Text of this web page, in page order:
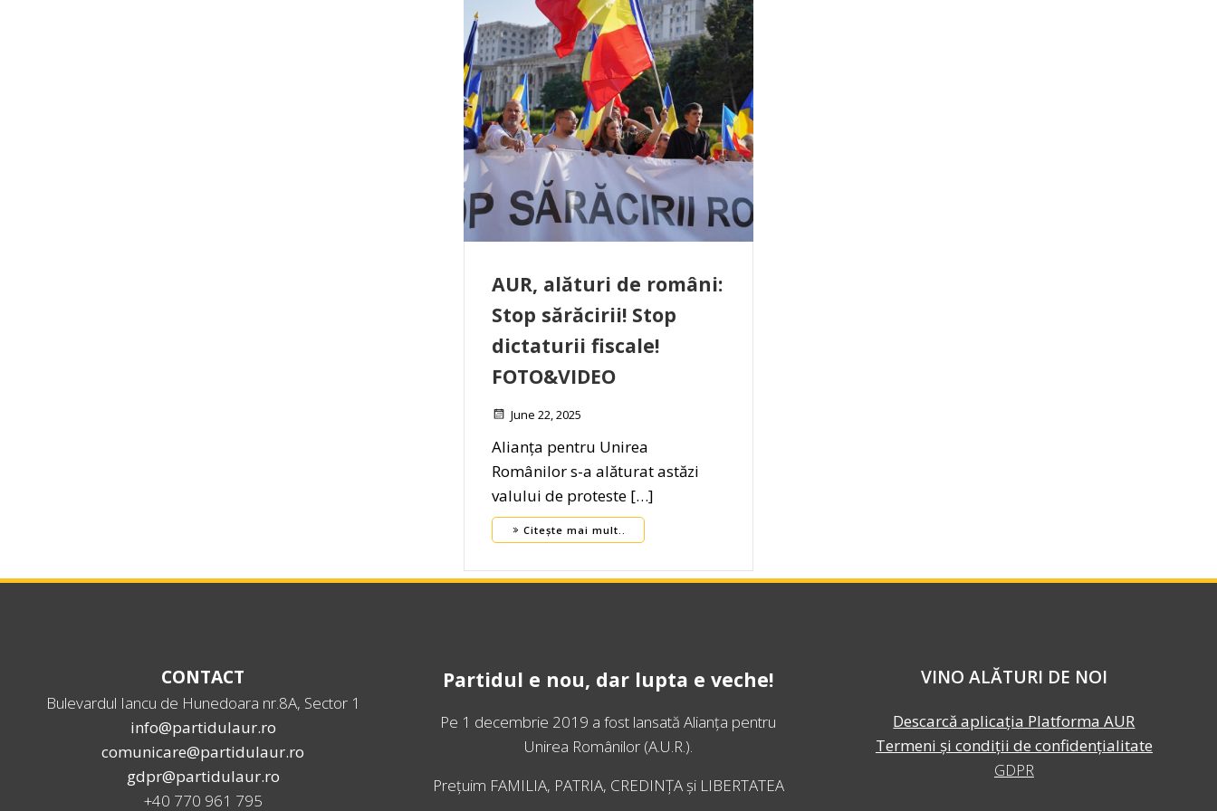
AUR, alături de români:
Stop sărăcirii! Stop
dictaturii fiscale!
FOTO&VIDEO
June 22, 2025
Alianța pentru Unirea
Românilor s-a alăturat astăzi
valului de proteste […]
Citește mai mult..
CONTACT
Bulevardul Iancu de Hunedoara nr.8A, Sector 1
info@partidulaur.ro
comunicare@partidulaur.ro
gdpr@partidulaur.ro
+40 770 961 795
Partidul e nou, dar lupta e veche!
Pe 1 decembrie 2019 a fost lansatăAlianța pentru
Unirea Românilor(A.U.R.).
Prețuim FAMILIA, PATRIA, CREDINȚA și LIBERTATEA
VINO ALĂTURI DE NOI
Descarcă aplicația Platforma AUR
Termeni și condiții de confidențialitate
GDPR